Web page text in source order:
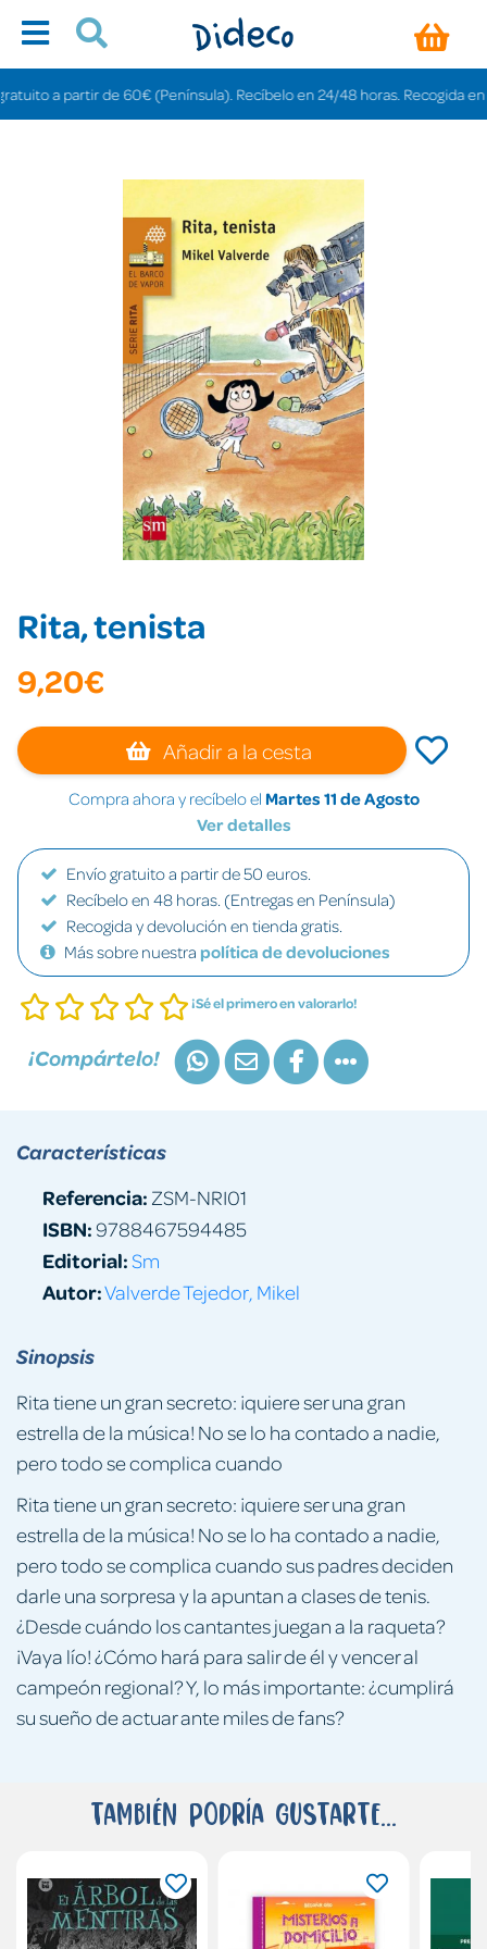
a partir de 60€ (Península). Recíbelo en 24/48 horas. Recogida en
Rita, tenista
9,20€
Añadir a la cesta
Compra ahora y recíbelo el Martes 11 de Agosto
Ver detalles
Envío gratuito a partir de 50 euros.
Recíbelo en 48 horas. (Entregas en Península)
Recogida y devolución en tienda gratis.
Más sobre nuestra política de devoluciones
¡Sé el primero en valorarlo!
¡Compártelo!
Sinopsis
Rita tiene un gran secreto: ¡quiere ser una gran
estrella de la música! No se lo ha contado a nadie,
pero todo se complica cuando
Rita tiene un gran secreto: ¡quiere ser una gran
estrella de la música! No se lo ha contado a nadie,
pero todo se complica cuando sus padres deciden
darle una sorpresa y la apuntan a clases de tenis.
¿Desde cuándo los cantantes juegan a la raqueta?
¡Vaya lío! ¿Cómo hará para salir de él y vencer al
campeón regional? Y, lo más importante: ¿cumplirá
su sueño de actuar ante miles de fans?
Características
Referencia: ZSM-NRI01
ISBN:9788467594485
Editorial:Sm
Autor:Valverde Tejedor, Mikel
También podría gustarte...